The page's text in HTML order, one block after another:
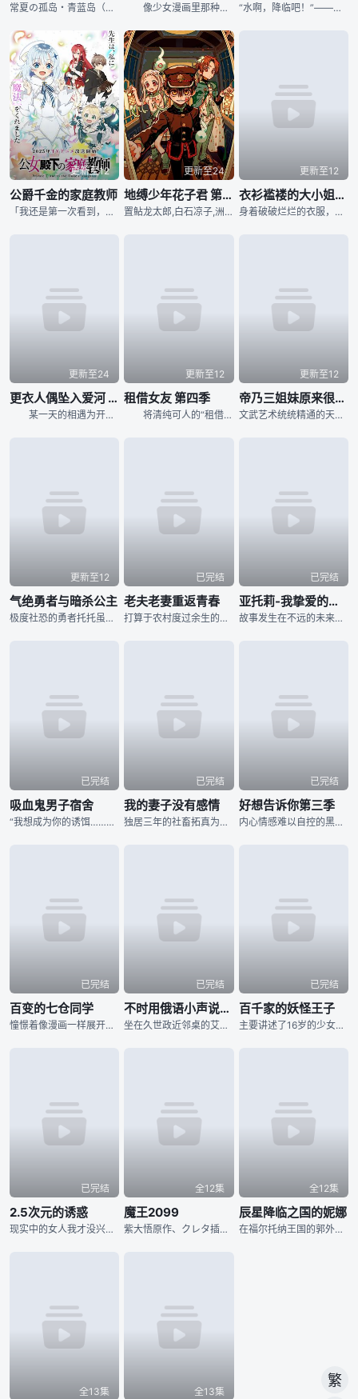
常夏の孤岛・青蓝岛（せいらんとう）。 この岛に生家のある橘淳之介は、両亲の死... 像少女漫画里那种酸甜的恋爱，肯定不会降临到我身上……因为我是对自己的外貌没有自信、不受欢迎的女高中生田端花。 花虽然憧憬着像少女漫画般的恋爱，但由于她总是消极思考，常常在教室的角落里默默度过时光。她的高中生活因清晨在教室被校园等级顶层的帅哥上野阳介目睹了“尴尬的一幕”而发生了改变！以教室里的那件事为契机，阳介和同学们开始有了更多交流，花周围渐渐热闹起来！孤独的丧女高中生迎来了春天的预感！？搞笑之中再搞笑，偶尔心跳加速的新型校园恋爱喜剧，正式开课！！ “水啊，降临吧！”——从异世界转生的青年，凉，凭借一杯水开启了悠闲生活……然而，这所谓的悠闲生活，竟是时刻与死亡相伴的日常！？他与无头骑士展开剑戟激战，遭遇刺客隼的突袭，在与巨龙邂逅的匆忙日子里，一晃二十年过去，不知不觉间，他竟登上了人类魔法师的巅峰！不久后，与天才剑士亚贝尔的相遇，将凉推上了历史的大舞台……这位过于随性、身为最强水魔法使的青年，其随心所欲的冒险传奇，就此拉开帷幕！
更新至12
公爵千金的家庭教师
「我还是第一次看到，有人能将浮游魔法使得如此收放自如。」「这一点也不难，只是大...
更新至24
地缚少年花子君 第二季后篇
置鲇龙太郎,白石凉子,洲崎绫,黑泽朋世,岩崎谅太,古城门志帆,远藤绫,加隈亚衣,森川智之
更新至12
衣衫褴褛的大小姐受到姐姐前未婚夫的宠爱
身着破破烂烂的衣服，被父母当作仆人般对待的贫穷男爵家次女·玛丽。即便如此，她仍保持着纯真善良的心灵，一心一意为家人付出。某日，玛丽名义上的生日宴会召开了。然而，会场的主角却是如公主般耀眼的姐姐安娜斯塔
更新至24
更衣人偶坠入爱河 第二季
某一天的相遇为开端，通过Cosplay加深交流的喜多川海梦与五条新菜。 还有好多想尝试的Cosplay，想制作的服装。 在与同班同学们的交流，以及新的Cosplay伙伴们的相遇中， 海梦与新菜的世界变得更加广阔。 然后，对新菜怦然心动、心跳不已的海梦的恋情会有进展吗――！？ 因Cosplay而拓展的世界，找到的自我―― 海梦与新菜的Cosplay心跳♡爱情故事，继续上演！
更新至12
租借女友 第四季
将清纯可人的“租借”女友·水原千鹤介绍给家人和朋友，谎称她是“真”女友的废柴大学生·木之下和也。 在无法说出真相的情况下，和也继续维持着这段“虚假”的关系。在共同经历各种事件的过程中，他内心对千鹤的“真实”感情日益加深。 电影制作的众筹活动成功之后，和也终于下定了追求千鹤的“决心”。 然而另一方面，个性略显强势的“临时”女友·更科瑠夏，却以比以往更加积极的态度向和也逼近……！ 更雪上加霜的是，知晓和也与千鹤“真实”关系的小恶魔系前女友·七海麻美突然接近千鹤，引发了紧张局面！？
更新至12
帝乃三姐妹原来很好搞定。
文武艺术统统精通的天才女演员绫世昴的儿子绫世优，与母亲不同，无一人才。在感受到才能差距的生活中，母亲去世后被寄宿在熟人的家中。那个家里住着被称为“三帝”的名门才华学园统治的帝之三姐妹。为了实现母亲的遗言，“创造一个幸福的家庭”，优开始与天才三姐妹共同生活。天才的三姐妹从容不迫地看不起普通人的优，但逐渐被优全心全意支持的努力所吸引，产生了震动和动摇……最终产生了心动的感觉——在同一屋檐下过着天才和凡人相互竞争的家庭喜剧！！
更新至12
气绝勇者与暗杀公主
极度社恐的勇者托托虽实力超群，却因无法组队而在初始城镇浑噩度日。某天突然收到三位美少女——希艾尔、阿内莫内、戈尔的入队邀请！正当他为夙愿得偿而斗志昂扬时，却发现她们竟满脑子盘算着如何&amp;quot;暗杀&amp;quot;这位勇者？！本作讲述对女性毫无抵抗力、稍有心跳就会昏厥的终极社恐勇者，与各怀目的瞄准勇者性命的三人组，共同演绎的反向后宫死亡恋爱喜剧！
已完结
老夫老妻重返青春
打算于农村度过余生的高龄夫妇「正藏」与「依音」 懊悔著过去未能趁年轻时完成许...
已完结
亚托莉-我挚爱的时光-
故事发生在不远的未来，海平面因为不明原因急速上升，大多数地表都沉入了海中。小时候因为事故而失去一条腿的少年斑鸠夏生，厌倦了都市的生活，移居到了海边的乡村小镇。曾经身为海洋地质学家的祖母留给他的，就只有
已完结
吸血鬼男子宿舍
“我想成为你的诱饵……！”故事关于一个男装女孩和一个宠爱她的吸血鬼之间略带危险...
已完结
我的妻子没有感情
独居三年的社畜拓真为减轻家务负担买来了家务机器人米娜，和“没有感情”的机器人同...
已完结
好想告诉你第三季
内心情感难以自控的黑沼爽子勇敢地向风早翔太表白了自己的感情，而风早也以真诚的表白回应了她。二人开始恋爱关系，从第一次约会到学生恋爱的日常生活，在年轻爱情的喜悦和尴尬中航行。在最初的尴尬中，他们的爱情故
已完结
百变的七仓同学
憧憬着像漫画一样展开故事的前辈北滨瑛二，以及擅长扮演不同类型角色的后辈七仓凛。...
已完结
不时用俄语小声说真心话的邻桌艾莉同学
坐在久世政近邻桌的艾莉同学，看政近的目光总是很冷淡。 然而她又时不时地用俄语...
已完结
百千家的妖怪王子
主要讲述了16岁的少女百千向阳的父母因事故去世，在生日那天她收到一封遗书，里面...
已完结
2.5次元的诱惑
现实中的女人我才没兴趣！深爱着２次元角色．莉莉艾露的漫画研究社社长．奥村，今年...
全12集
魔王2099
紫大悟原作、クレタ插画小说《魔王2099》宣布改编为电视动画
全12集
辰星降临之国的妮娜
在福尔托纳王国的郭外生活的孤儿「妮娜」，拥有和辰星之神一般琉璃色的眼睛。 由...
全13集 全13集